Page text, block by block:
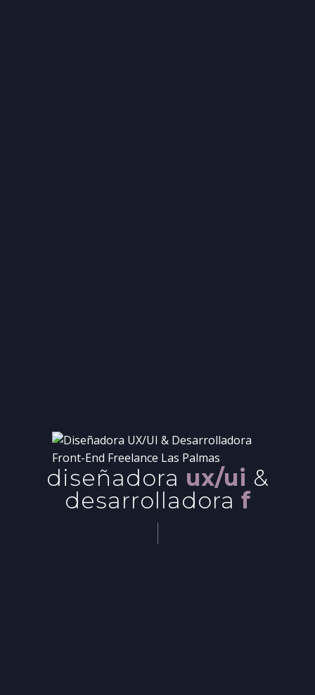
diseñadora ux/ui &
desarrolladorafron
|